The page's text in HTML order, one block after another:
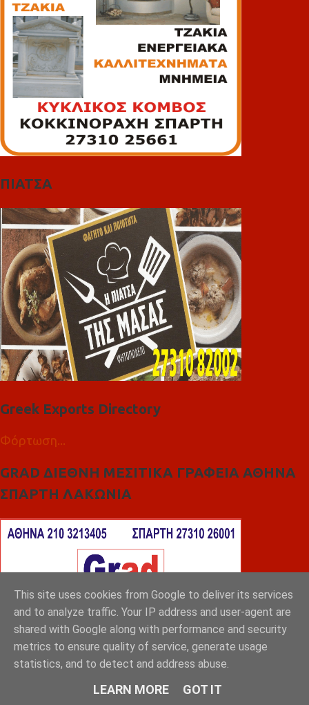
ΠΙΑΤΣΑ
Greek Exports Directory
Φόρτωση...
GRAD ΔΙΕΘΝΗ ΜΕΣΙΤΙΚΑ ΓΡΑΦΕΙΑ ΑΘΗΝΑ
ΣΠΑΡΤΗ ΛΑΚΩΝΙΑ
This site uses cookies from Google to deliver its services
and to analyze traffic. Your IP address and user-agent are
shared with Google along with performance and security
metrics to ensure quality of service, generate usage
statistics, and to detect and address abuse.
LEARN MORE GOT IT